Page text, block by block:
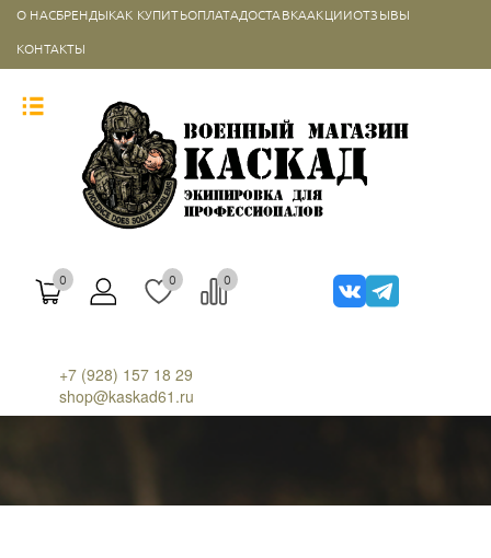
О НАСБРЕНДЫКАК КУПИТЬОПЛАТАДОСТАВКААКЦИИОТЗЫВЫ
КОНТАКТЫ
0 0 0
+7 (928) 157 18 29
shop@kaskad61.ru